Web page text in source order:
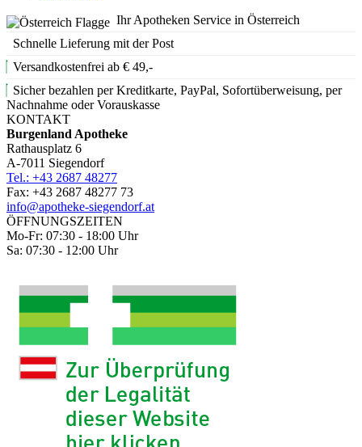
Ihr Apotheken Service in Österreich
Schnelle Lieferung mit der Post
Versandkostenfrei ab € 49,-
Sicher bezahlen per Kreditkarte, PayPal, Sofortüberweisung, per
Nachnahme oder Vorauskasse
KONTAKT
Burgenland Apotheke
Rathausplatz 6
A-7011 Siegendorf
Tel.: +43 2687 48277
Fax: +43 2687 48277 73
info@apotheke-siegendorf.at
ÖFFNUNGSZEITEN
Mo-Fr: 07:30 - 18:00 Uhr
Sa: 07:30 - 12:00 Uhr